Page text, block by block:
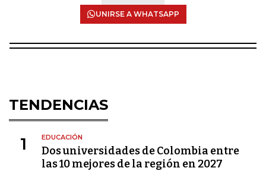
UNIRSE A WHATSAPP
TENDENCIAS
1 EDUCACIÓN
Dos universidades de Colombia entre
las 10 mejores de la región en 2027